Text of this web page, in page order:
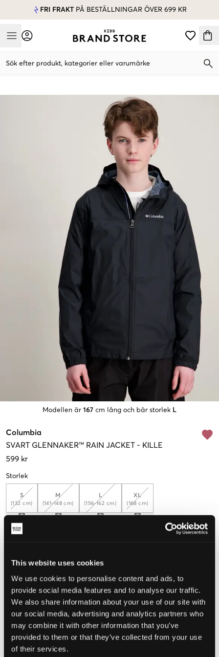
This website uses cookies
We use cookies to personalise content and ads, to
provide social media features and to analyse our traffic.
We also share information about your use of our site with
our social media, advertising and analytics partners who
may combine it with other information that you’ve
provided to them or that they’ve collected from your use
of their services.
FRI FRAKT PÅ BESTÄLLNINGAR ÖVER 699 KR
Mobile Menu
Sök efter produkt, kategorier eller varumärke
Modellen är 167 cm lång och bär storlek L
Columbia
SVART GLENNAKER™ RAIN JACKET - KILLE
599 kr
Storlek
S
(132 cm)
M
(141-148 cm)
L
(156-162 cm)
XL
(168 cm)
Liten Perfekt
STORLEKSGUIDE
VÄLJ STORLEK
Fri fraktpå beställningar över 699 kr
Öppet köp i 60 dagar